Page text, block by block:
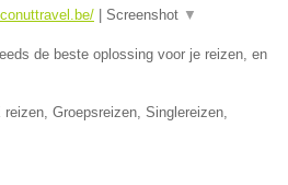
Screenshot ▼
de beste oplossing voor je reizen, en
Groepsreizen, Singlereizen,